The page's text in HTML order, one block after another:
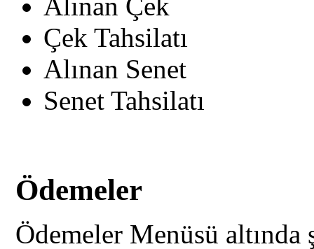
Çek Tahsilatı
Alınan Senet
Senet Tahsilatı
Ödemeler
Ödemeler Menüsü altında